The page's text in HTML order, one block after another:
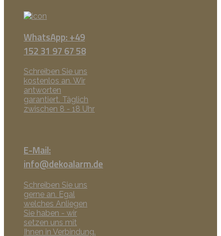
WhatsApp: +49
152 31 97 67 58
Schreiben Sie uns
kostenlos an. Wir
antworten
garantiert. Täglich
zwischen 8 - 18 Uhr
E-Mail:
info@dekoalarm.de
Schreiben Sie uns
gerne an. Egal
welches Anliegen
Sie haben - wir
setzen uns mit
Ihnen in Verbindung.